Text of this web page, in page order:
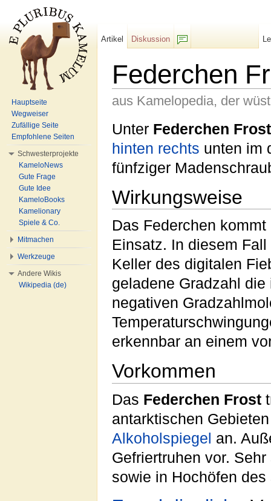
Federchen
aus Kamelopedia, der
Unter Federchen Frost
hinten rechts unten im
fünfziger
Wirkungsweise
Das Federchen
Einsatz. In diesem
Keller des digitalen
geladene Gradzahl
negativen
erkennbar an einem
Vorkommen
Das Federchen Frost
antarktischen
Alkoholspiegel an.
Gefriertruhen vor.
sowie in Hochöfen
Artikel
Diskussion
Hauptseite
Wegweiser
Zufällige Seite
Empfohlene Seiten
Schwesterprojekte
KameloNews
Gute Frage
Gute Idee
KameloBooks
Kamelionary
Spiele & Co.
Mitmachen
Werkzeuge
Andere Wikis
Wikipedia (de)